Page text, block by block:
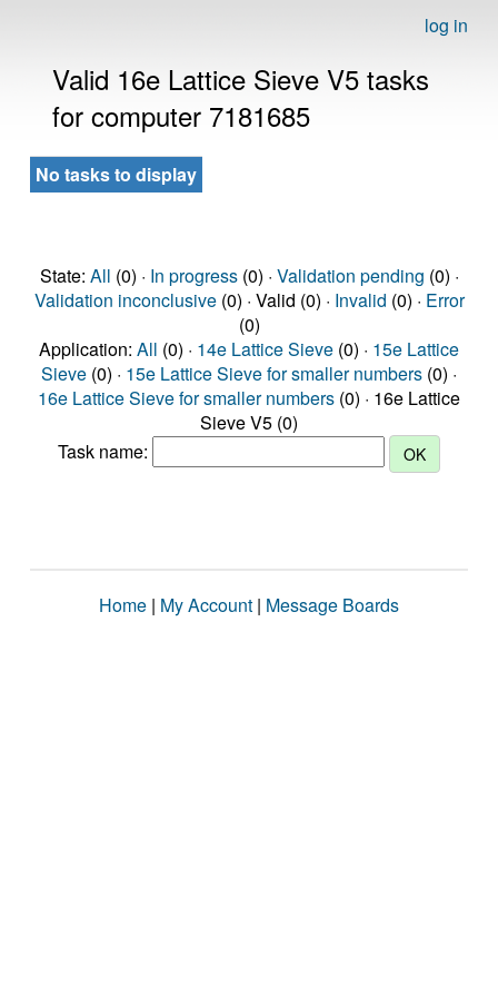
log in
Valid 16e Lattice Sieve V5 tasks
for computer 7181685
No tasks to display
State: All (0) · In progress(0) · Validation pending (0) ·
Validation inconclusive(0) · Valid (0) · Invalid (0) · Error
(0)
Application: All (0) · 14e Lattice Sieve (0) · 15e Lattice
Sieve (0) · 15e Lattice Sieve for smaller numbers (0) ·
16e Lattice Sieve for smaller numbers (0) · 16e Lattice
Sieve V5 (0)
Task name:
Home | My Account | Message Boards